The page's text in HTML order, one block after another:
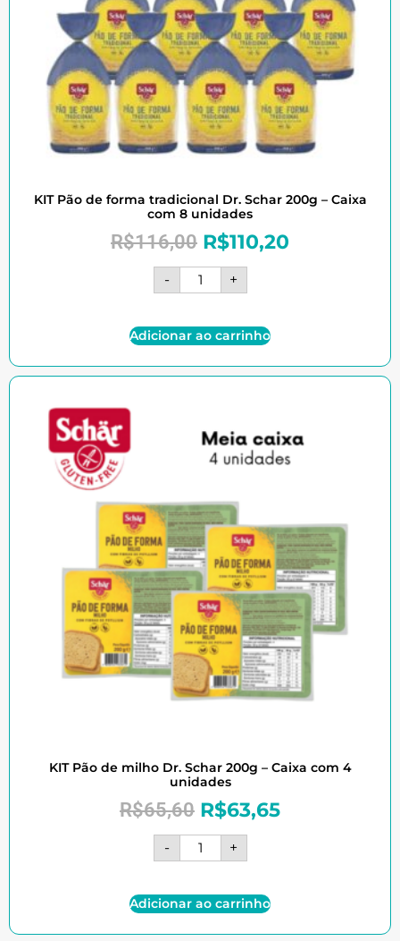
KIT Pão de forma tradicional Dr. Schar 200g – Caixa
com 8 unidades
R$116,00 R$110,20
- +
Adicionar ao carrinho
KIT Pão de milho Dr. Schar 200g – Caixa com 4
unidades
R$65,60 R$63,65
- +
Adicionar ao carrinho